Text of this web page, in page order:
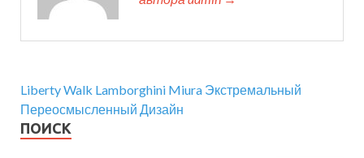
Liberty Walk Lamborghini Miura Экстремальный
Переосмысленный Дизайн
ПОИСК